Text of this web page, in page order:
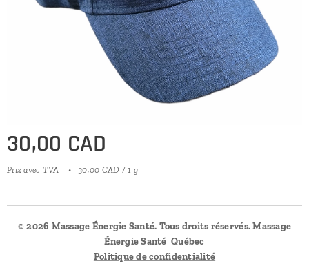
30,00 CAD
Prix avec TVA 30,00 CAD / 1 g
©️ 2026 Massage Énergie Santé. Tous droits réservés. Massage
Énergie Santé Québec
Politique de confidentialité